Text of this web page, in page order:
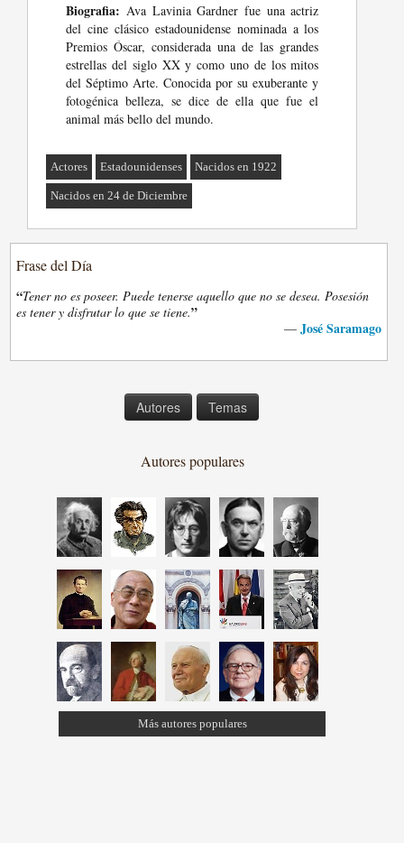
Biografia: Ava Lavinia Gardner fue una actriz
del cine clásico estadounidense nominada a los
Premios Óscar, considerada una de las grandes
estrellas del siglo XX y como uno de los mitos
del Séptimo Arte. Conocida por su exuberante y
fotogénica belleza, se dice de ella que fue el
animal más bello del mundo.
Actores Estadounidenses Nacidos en 1922
Nacidos en 24 de Diciembre
Frase del Día
“Tener no es poseer. Puede tenerse aquello que no se desea. Posesión
es tener y disfrutar lo que se tiene.”
— José Saramago
Autores Temas
Autores populares
Más autores populares